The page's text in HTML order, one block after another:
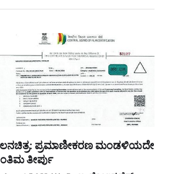
ಪ್ರಮಾಣೀಕರಣ ಮಂಡಳಿಯದೇ
ತೀರ್ಪು